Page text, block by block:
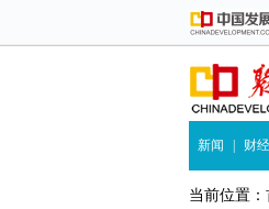
新闻 财经
当前位置：